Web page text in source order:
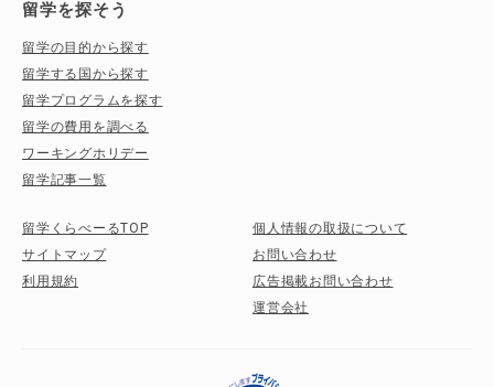
留学を探そう
留学の目的から探す
留学する国から探す
留学プログラムを探す
留学の費用を調べる
ワーキングホリデー
留学記事一覧
留学くらべーるTOP
サイトマップ
利用規約
個人情報の取扱について
お問い合わせ
広告掲載お問い合わせ
運営会社